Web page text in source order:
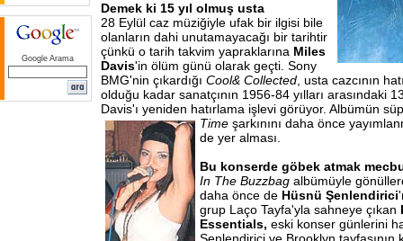
Google Arama
Demek ki 15 yıl olmuş usta
28 Eylül caz müziğiyle ufak bir ilgisi bile
olanların dahi unutamayacağı bir tarihtir
çünkü o tarih takvim yapraklarına Miles
Davis'in ölüm günü olarak geçti. Sony
BMG'nin çıkardığı Cool& Collected , usta cazcının
olduğu kadar sanatçının 1956-84 yılları arasındaki
Davis'ı yeniden hatırlama işlevi görüyor. Albümün
Time şarkınını daha önce
de yer alması.
Bu konserde göbek atmak
In The Buzzbag albümüyle
daha önce de Hüsnü Şenlendirici
grup Laço Tayfa'yla sahneye çıkan
Essentials, eski konser günlerini